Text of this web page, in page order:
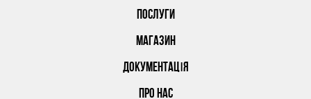
ПОСЛУГИ
МАГАЗИН
ДОКУМЕНТАЦІЯ
ПРО НАС